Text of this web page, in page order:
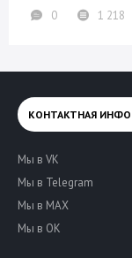
0 1 218
КОНТАКТНАЯ
Мы в VK
Мы в Telegram
Мы в MAX
Мы в OK